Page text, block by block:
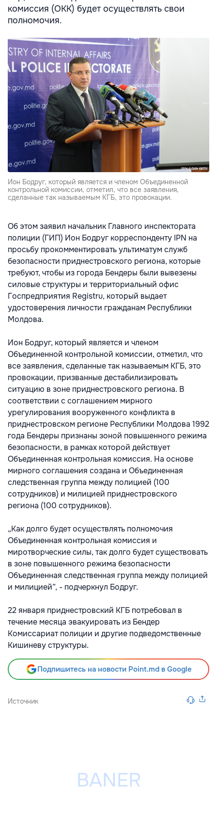
комиссия (ОКК) будет осуществлять свои
полномочия.
Ион Бодруг, который является и членом Объединенной
контрольной комиссии, отметил, что все заявления,
сделанные так называемым КГБ, это провокации.
Об этом заявил начальник Главного инспектората
полиции (ГИП) Ион Бодруг корреспонденту IPN на
просьбу прокомментировать ультиматум служб
безопасности приднестровского региона, которые
требуют, чтобы из города Бендеры были вывезены
силовые структуры и территориальный офис
Госпредприятия Registru, который выдает
удостоверения личности гражданам Республики
Молдова.
Ион Бодруг, который является и членом
Объединенной контрольной комиссии, отметил, что
все заявления, сделанные так называемым КГБ, это
провокации, призванные дестабилизировать
ситуацию в зоне приднестровского региона. В
соответствии с соглашением мирного
урегулирования вооруженного конфликта в
приднестровском регионе Республики Молдова 1992
года Бендеры признаны зоной повышенного режима
безопасности, в рамках которой действует
Объединенная контрольная комиссия. На основе
мирного соглашения создана и Объединенная
следственная группа между полицией (100
сотрудников) и милицией приднестровского
региона (100 сотрудников).
„Как долго будет осуществлять полномочия
Объединенная контрольная комиссия и
миротворческие силы, так долго будет существовать
в зоне повышенного режима безопасности
Объединенная следственная группа между полицией
и милицией”, - подчеркнул Бодруг.
22 января приднестровский КГБ потребовал в
течение месяца эвакуировать из Бендер
Комиссариат полиции и другие подведомственные
Кишиневу структуры.
Подпишитесь на новости Point.md в Google
Источник